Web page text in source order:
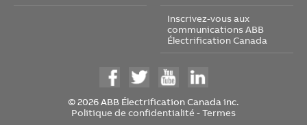
Inscrivez-vous aux
communications ABB
Électrification Canada
© 2026 ABB Électrification Canada inc.
Politique de confidentialité -Termes